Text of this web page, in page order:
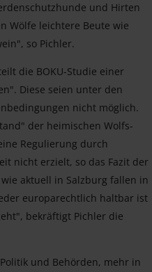
und Hirten
Wölfe leichtere Beute wie
so Pichler.
die BOKU-Studie einer
Diese seien unter den
nicht möglich.
der heimischen Wolfs-
Regulierung durch
nicht erzielt, so das Fazit der
aktuell in Salzburg fallen in
europarechtlich haltbar ist
bekräftigt Pichler die
und Behörden, mehr in